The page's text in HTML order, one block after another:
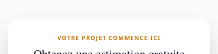
VOTRE PROJET COMMENCE ICI